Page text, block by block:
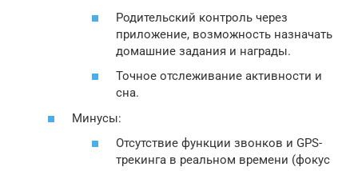
Родительский контроль через
приложение, возможность назначать
домашние задания и награды.
Точное отслеживание активности и
сна.
Минусы:
Отсутствие функции звонков и GPS-
трекинга в реальном времени (фокус